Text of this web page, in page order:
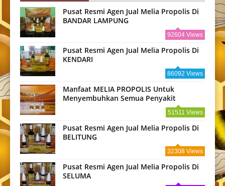
Pusat Resmi Agen Jual Melia Propolis Di
BANDAR LAMPUNG
92604 Views
Pusat Resmi Agen Jual Melia Propolis Di
KENDARI
86092 Views
Manfaat MELIA PROPOLIS Untuk
Menyembuhkan Semua Penyakit
51511 Views
Pusat Resmi Agen Jual Melia Propolis Di
BELITUNG
32308 Views
Pusat Resmi Agen Jual Melia Propolis Di
SELUMA